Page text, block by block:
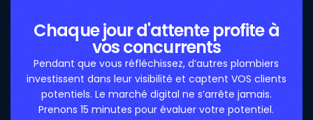
Chaque jour d'attente profite à
vos concurrents
Pendant que vous réfléchissez, d’autres plombiers
investissent dans leur visibilité et captent VOS clients
potentiels. Le marché digital ne s’arrête jamais.
Prenons 15 minutes pour évaluer votre potentiel.